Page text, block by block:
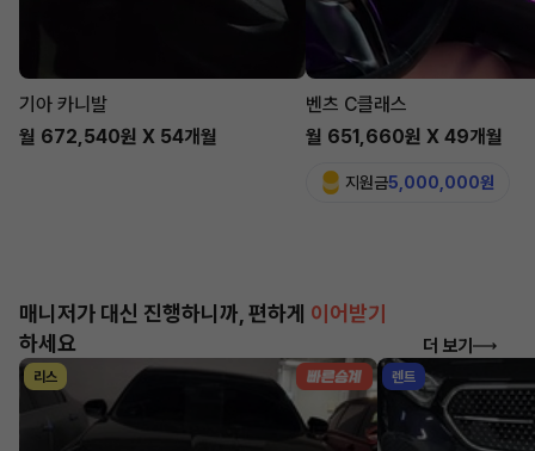
기아 카니발
월 672,540원 X 54개월
벤츠 C클래스
월 651,660원 X 49개월
지원금5,000,000원
매니저가 대신 진행하니까, 편하게 이어받기
하세요
더 보기
리스 렌트